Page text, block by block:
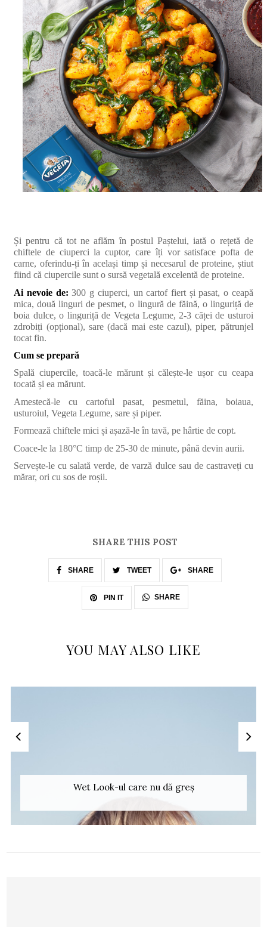
Și pentru că tot ne aflăm în postul Paștelui, iată o rețetă de
chiftele de ciuperci la cuptor, care îți vor satisface pofta de
carne, oferindu-ți în același timp și necesarul de proteine, știut
fiind că ciupercile sunt o sursă vegetală excelentă de proteine.
Ai nevoie de:300 g ciuperci, un cartof fiert și pasat, o ceapă
mica, două linguri de pesmet, o lingură de făină, o linguriță de
boia dulce, o linguriță de Vegeta Legume, 2-3 căței de usturoi
zdrobiți (opțional), sare (dacă mai este cazul), piper, pătrunjel
tocat fin.
Cum se prepară
Spală ciupercile, toacă-le mărunt și călește-le ușor cu ceapa
tocată și ea mărunt.
Amestecă-le cu cartoful pasat, pesmetul, făina, boiaua,
usturoiul, Vegeta Legume, sare și piper.
Formează chiftele mici și așază-le în tavă, pe hârtie de copt.
Coace-le la 180°C timp de 25-30 de minute, până devin aurii.
Servește-le cu salată verde, de varză dulce sau de castraveți cu
mărar, ori cu sos de roșii.
SHARE THIS POST
SHARE TWEET SHARE
PIN IT SHARE
YOU MAY ALSO LIKE
Wet Look-ul care nu dă greș